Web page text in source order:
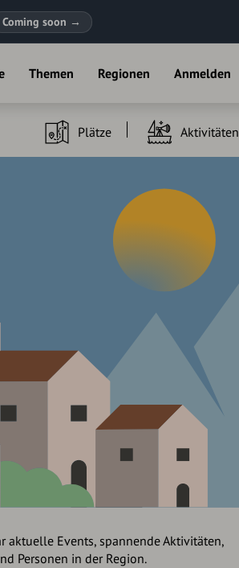
Coming soon →
Themen Regionen Anmelden
Plätze Aktivitäten
aktuelle Events, spannende Aktivitäten,
Personen in der Region.